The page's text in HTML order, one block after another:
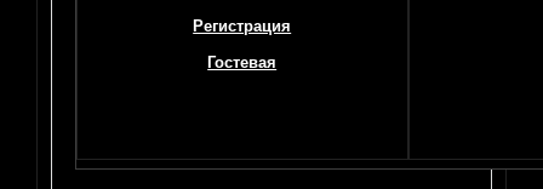
Регистрация
Гостевая